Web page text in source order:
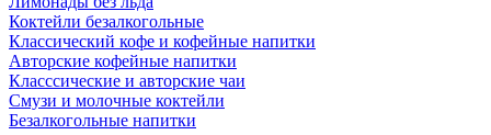
Коктейли безалкогольные
Классический кофе и кофейные напитки
Авторские кофейные напитки
Класссические и авторские чаи
Смузи и молочные коктейли
Безалкогольные напитки